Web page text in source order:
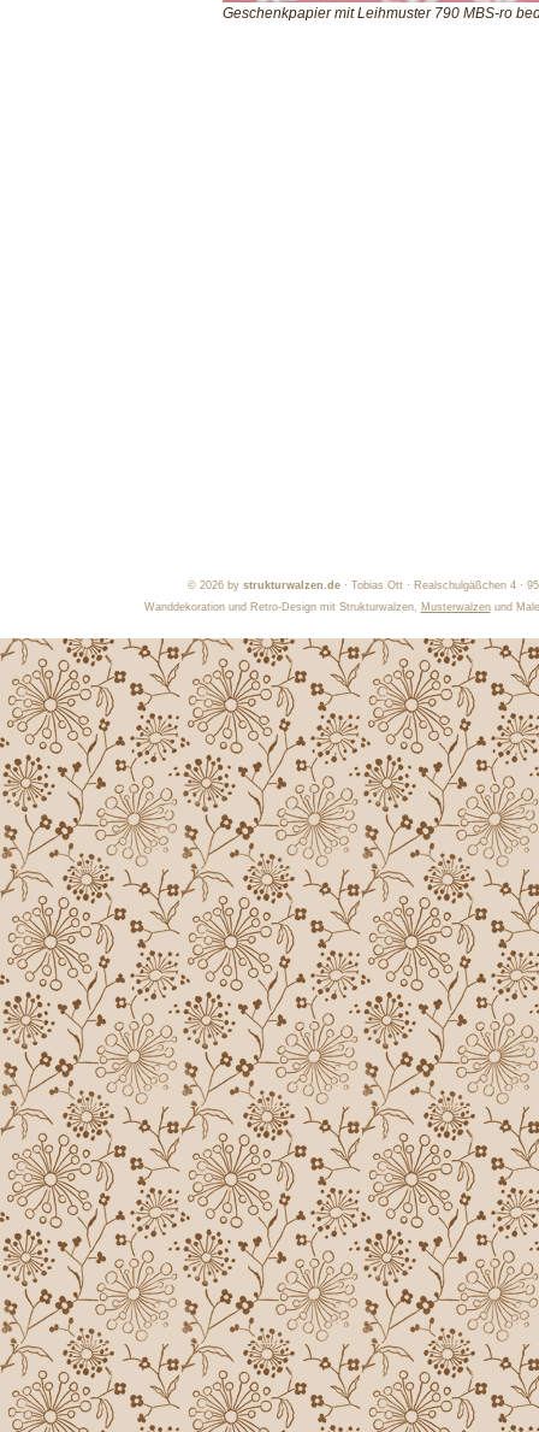
Geschenkpapier mit Leihmuster 790 MBS-ro
© 2026 by strukturwalzen.de · Tobias Ott · Realschulgäßchen 4 ·
Wanddekoration und Retro-Design mit Strukturwalzen,
Musterwalzenund